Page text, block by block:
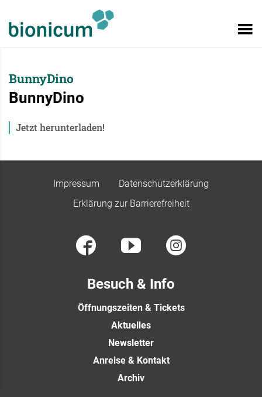
BunnyDino
BunnyDino
Jetzt herunterladen!
Impressum
Datenschutzerklärung
Erklärung zur Barrierefreiheit
Besuch & Info
Öffnungszeiten & Tickets
Aktuelles
Newsletter
Anreise & Kontakt
Archiv